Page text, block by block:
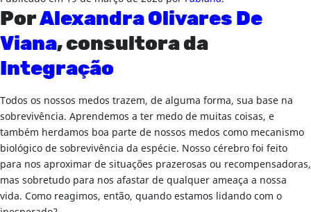
PorAlexandra Olivares De
Viana, consultora da
Integração
Todos os nossos medos trazem, de alguma forma, sua base na
sobrevivência. Aprendemos a ter medo de muitas coisas, e
também herdamos boa parte de nossos medos como mecanismo
biológico de sobrevivência da espécie. Nosso cérebro foi feito
para nos aproximar de situações prazerosas ou recompensadoras,
mas sobretudo para nos afastar de qualquer ameaça a nossa
vida. Como reagimos, então, quando estamos lidando com o